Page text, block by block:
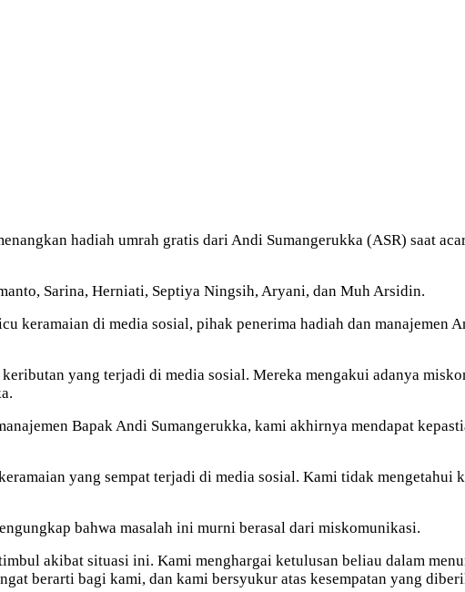
hadiah umrah gratis dari Andi Sumangerukka (ASR) saat
Sarina, Herniati, Septiya Ningsih, Aryani, dan Muh Arsidin.
keramaian di media sosial, pihak penerima hadiah dan manajemen
yang terjadi di media sosial. Mereka mengakui adanya
Bapak Andi Sumangerukka, kami akhirnya mendapat
yang sempat terjadi di media sosial. Kami tidak mengetahui
bahwa masalah ini murni berasal dari miskomunikasi.
akibat situasi ini. Kami menghargai ketulusan beliau dalam
berarti bagi kami, dan kami bersyukur atas kesempatan yang